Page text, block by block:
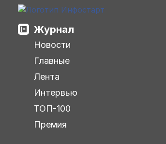
Журнал
Новости
Главные
Лента
Интервью
ТОП-100
Премия